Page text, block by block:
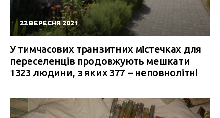
22 ВЕРЕСНЯ 2021
У тимчасових транзитних містечках для
переселенців продовжують мешкати
1323 людини, з яких 377 – неповнолітні